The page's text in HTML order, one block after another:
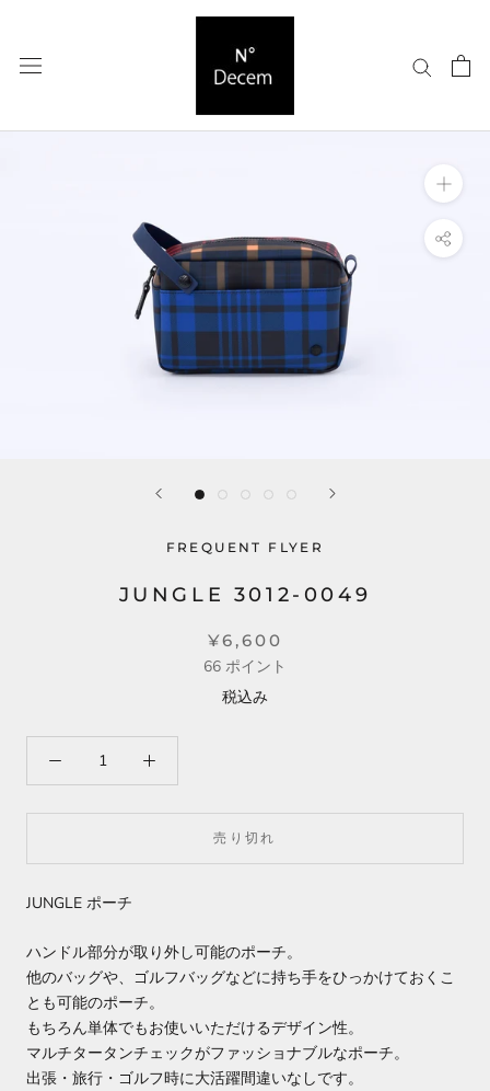
て
FREQUENT FLYER
JUNGLE 3012-0049
¥6,600
66 ポイント
税込み
売り切れ
JUNGLE ポーチ
ハンドル部分が取り外し可能のポーチ。
他のバッグや、ゴルフバッグなどに持ち手をひっかけておくこ
とも可能のポーチ。
もちろん単体でもお使いいただけるデザイン性。
マルチタータンチェックがファッショナブルなポーチ。
出張・旅行・ゴルフ時に大活躍間違いなしです。